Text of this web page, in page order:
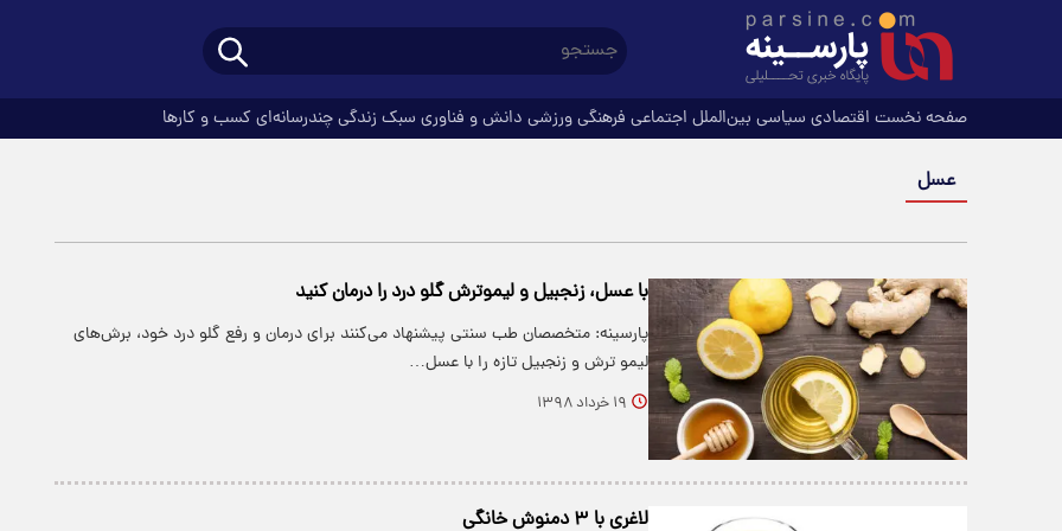
صفحه نخست اقتصادی سیاسی بین‌الملل اجتماعی فرهنگیورزشی دانش و فناوری سبک زندگیچندرسانه‌ای کسب و کارها
عسل
با عسل، زنجبیل و لیموترش گلو درد را درمان کنید
پارسینه: متخصصان طب سنتی پیشنهاد می‌کنند برای درمان و رفع گلو درد خود، برش‌های
لیمو ترش و زنجبیل تازه را با عسل…
۱۹ خرداد ۱۳۹۸
لاغری با ۳ دمنوش خانگی